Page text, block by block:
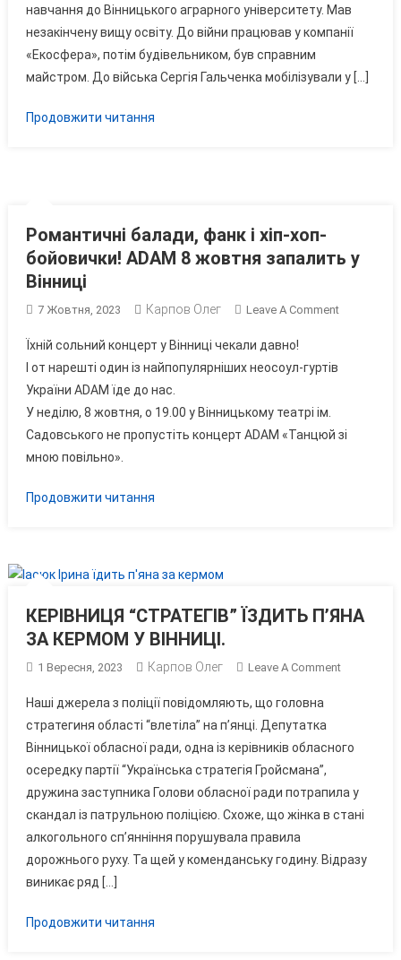
ЖИТЕЛЬ
РАДІВКИ
навчання до Вінницького аграрного університету. Мав
незакінчену вищу освіту. До війни працював у компанії
«Екосфера», потім будівельником, був справним
майстром. До війська Сергія Гальченка мобілізували у […]
Продовжити читання
Романтичні балади, фанк і хіп-хоп-
бойовички! ADAM 8 жовтня запалить у
Вінниці
7 Жовтня, 2023 Карпов Олег Leave A CommentOn
Хоп-
Їхній сольний концерт у Вінниці чекали давно!
І от нарешті один із найпопулярніших неосоул-гуртів
України ADAM їде до нас.
У неділю, 8 жовтня, о 19.00 у Вінницькому театрі ім.
Садовського не пропустіть концерт ADAM «Танцюй зі
мною повільно».
Продовжити читання
КЕРІВНИЦЯ “СТРАТЕГІВ” ЇЗДИТЬ П’ЯНА
ЗА КЕРМОМ У ВІННИЦІ.
1 Вересня, 2023 Карпов Олег Leave A CommentOn
П’ЯНА
КЕРМОМ
У
Наші джерела з поліції повідомляють, що головна
стратегиня області “влетіла” на п’янці. Депутатка
Вінницької обласної ради, одна із керівників обласного
осередку партії “Українська стратегія Гройсмана”,
дружина заступника Голови обласної ради потрапила у
скандал із патрульною поліцією. Схоже, що жінка в стані
алкогольного сп’янніння порушувала правила
дорожнього руху. Та щей у коменданську годину. Відразу
виникає ряд […]
Продовжити читання